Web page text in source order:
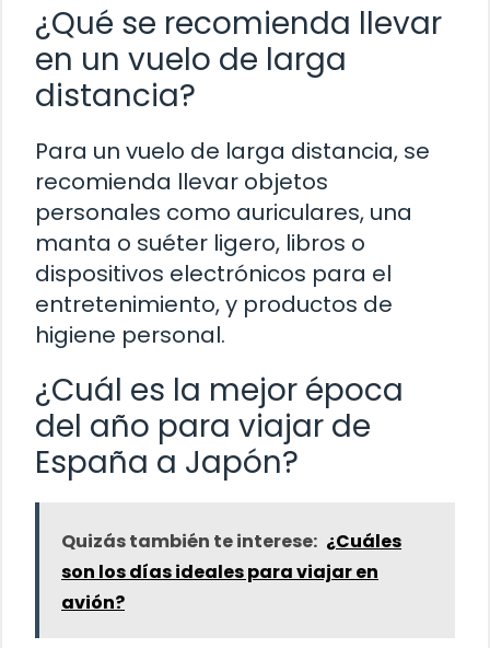
¿Qué se recomienda llevar
en un vuelo de larga
distancia?
Para un vuelo de larga distancia, se
recomienda llevar objetos
personales como auriculares, una
manta o suéter ligero, libros o
dispositivos electrónicos para el
entretenimiento, y productos de
higiene personal.
¿Cuál es la mejor época
del año para viajar de
España a Japón?
Quizás también te interese: ¿Cuáles
son los días ideales para viajar en
avión?